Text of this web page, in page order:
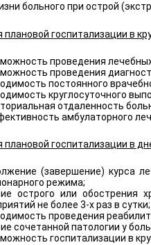
больного при острой
плановой госпитализации в
проведения
проведения
постоянного
круглосуточного
отдаленность
амбулаторного
плановой госпитализации в
(завершение) курса
режима;
острого или обострения
не более 3-х раз в сутки;
проведения
сочетанной патологии у
госпитализации в